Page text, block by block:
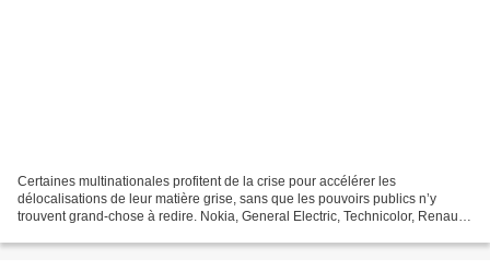
Certaines multinationales profitent de la crise pour accélérer les
délocalisations de leur matière grise, sans que les pouvoirs publics n’y
trouvent grand-chose à redire. Nokia, General Electric, Technicolor, Renault,